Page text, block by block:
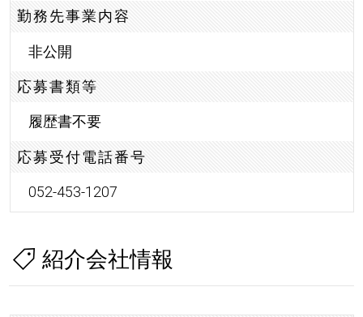
勤務先事業内容
非公開
応募書類等
履歴書不要
応募受付電話番号
052-453-1207
紹介会社情報